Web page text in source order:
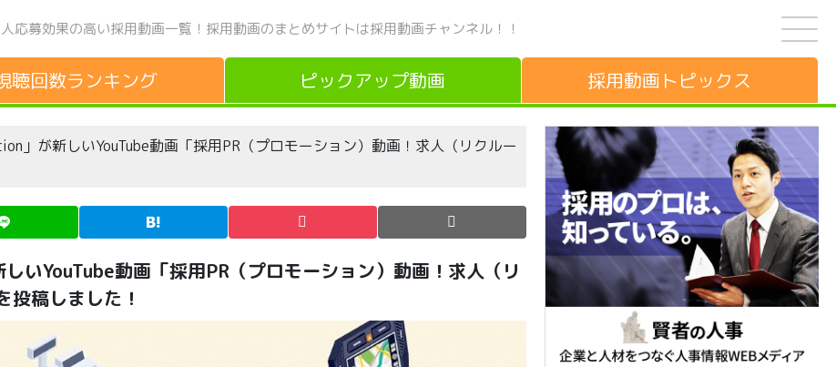
応募効果の高い採用動画一覧！ 採用動画のまとめサイトは採用動画チャンネル！！
聴回数ランキング ピックアップ動画 採用動画 トピックス
」が新しいYouTube動画「採用PR（プロモーション）動画！求人（リクルー
いYouTube動画「採用PR（プロモーション）動画！求人（リ
投稿しました！